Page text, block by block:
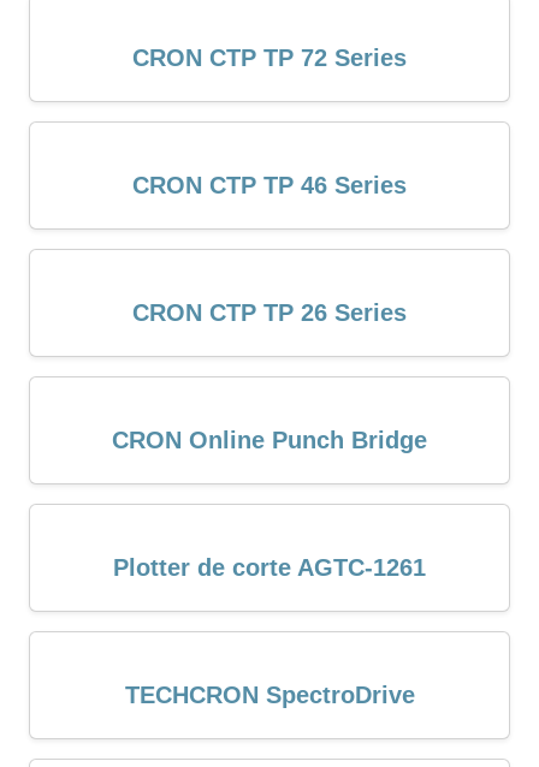
CRON CTP TP 72 Series
CRON CTP TP 46 Series
CRON CTP TP 26 Series
CRON Online Punch Bridge
Plotter de corte AGTC-1261
TECHCRON SpectroDrive